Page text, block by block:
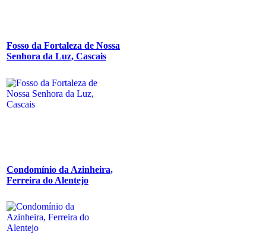
Fosso da Fortaleza de Nossa
Senhora da Luz, Cascais
Condomínio da Azinheira,
Ferreira do Alentejo